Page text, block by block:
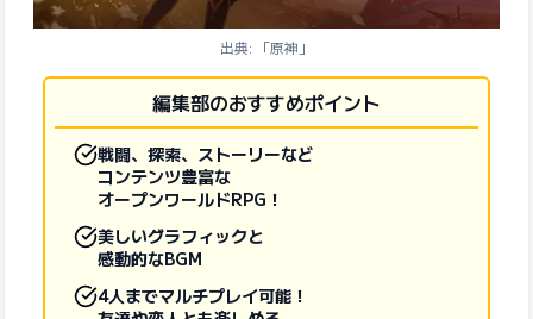
出典: 「原神」
編集部のおすすめポイント
戦闘、探索、ストーリーなど
コンテンツ豊富な
オープンワールドRPG！
美しいグラフィックと
感動的なBGM
4人までマルチプレイ可能！